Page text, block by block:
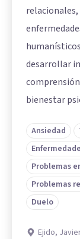
desarrollar
bienestar
Ansiedad
Problemas
Problemas
Duelo
Ejido,